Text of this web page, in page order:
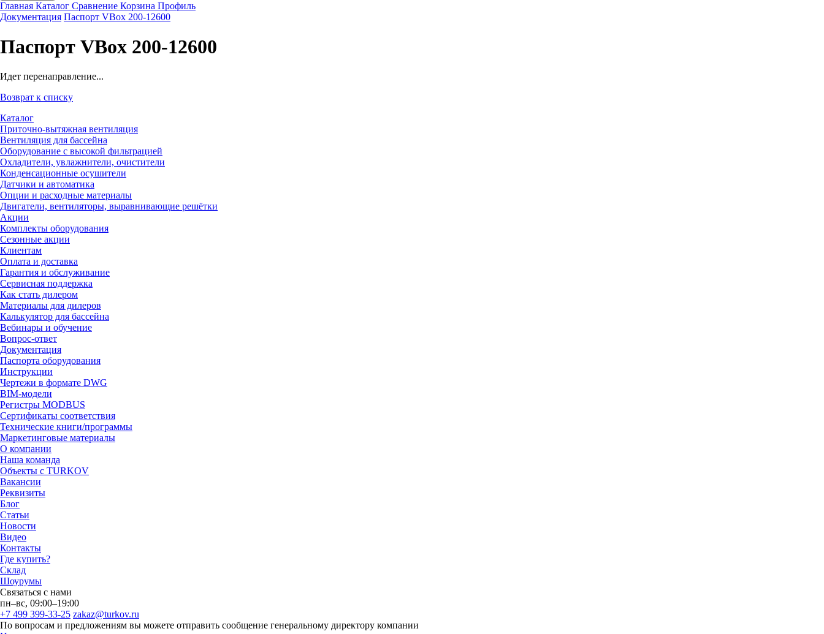
Главная Каталог Сравнение Корзина Профиль
Документация Паспорт VBox 200-12600
Паспорт VBox 200-12600
Идет перенаправление...
Возврат к списку
Каталог
Приточно-вытяжная вентиляция
Вентиляция для бассейна
Оборудование с высокой фильтрацией
Охладители, увлажнители, очистители
Конденсационные осушители
Датчики и автоматика
Опции и расходные материалы
Двигатели, вентиляторы, выравнивающие решётки
Акции
Комплекты оборудования
Сезонные акции
Клиентам
Оплата и доставка
Гарантия и обслуживание
Сервисная поддержка
Как стать дилером
Материалы для дилеров
Калькулятор для бассейна
Вебинары и обучение
Вопрос-ответ
Документация
Паспорта оборудования
Инструкции
Чертежи в формате DWG
BIM-модели
Регистры MODBUS
Сертификаты соответствия
Технические книги/программы
Маркетинговые материалы
О компании
Наша команда
Объекты с TURKOV
Вакансии
Реквизиты
Блог
Статьи
Новости
Видео
Контакты
Где купить?
Склад
Шоурумы
Связаться с нами
пн–вс, 09:00–19:00
+7 499 399-33-25 zakaz@turkov.ru
По вопросам и предложениям вы можете отправить сообщение генеральному директору компании